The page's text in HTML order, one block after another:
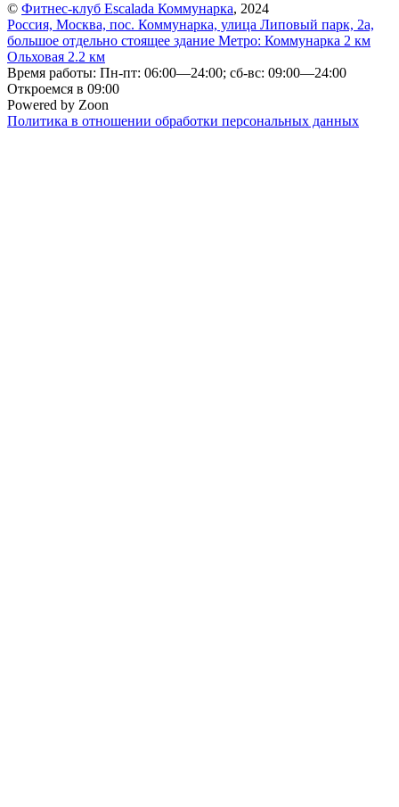
© Фитнес-клуб Escalada Коммунарка, 2024
Россия, Москва, пос. Коммунарка, улица Липовый парк, 2а,
большое отдельно стоящее здание Метро: Коммунарка 2 км
Ольховая 2.2 км
Время работы: Пн-пт: 06:00—24:00; сб-вс: 09:00—24:00
Откроемся в 09:00
Powered by Zoon
Политика в отношении обработки персональных данных